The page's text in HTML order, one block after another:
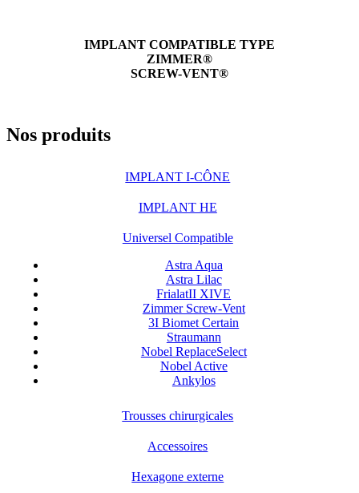
IMPLANT COMPATIBLE TYPE
ZIMMER®
SCREW-VENT®
Nos produits
IMPLANT I-CÔNE
IMPLANT HE
Universel Compatible
Astra Aqua
Astra Lilac
FrialatII XIVE
Zimmer Screw-Vent
3I Biomet Certain
Straumann
Nobel ReplaceSelect
Nobel Active
Ankylos
Trousses chirurgicales
Accessoires
Hexagone externe